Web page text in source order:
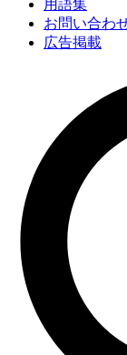
用語集
お問い合わ
広告掲載